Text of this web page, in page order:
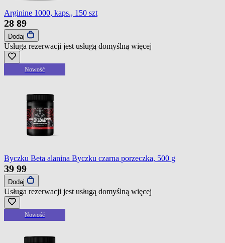
Arginine 1000, kaps., 150 szt
28 89
Dodaj
Usługa rezerwacji jest usługą domyślną więcej
Nowość
Byczku Beta alanina Byczku czarna porzeczka, 500 g
39 99
Dodaj
Usługa rezerwacji jest usługą domyślną więcej
Nowość